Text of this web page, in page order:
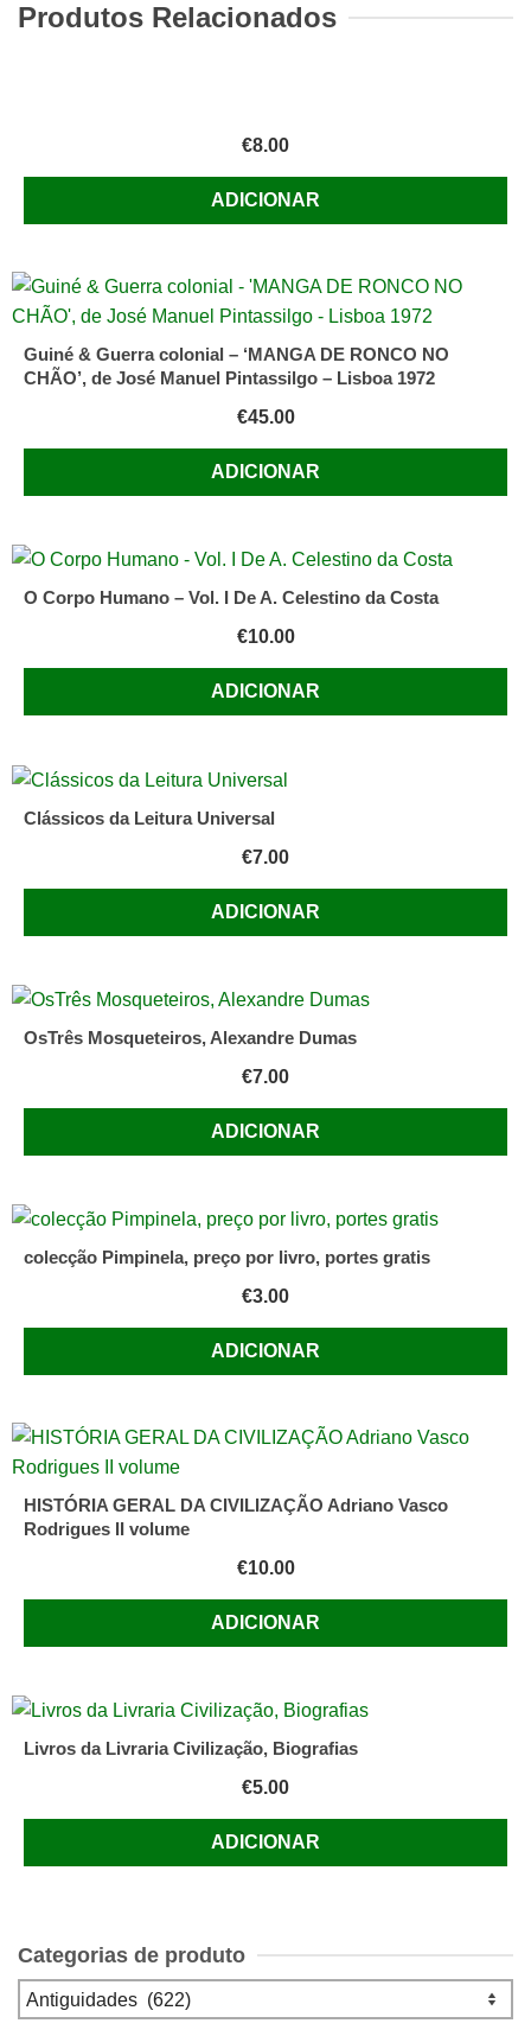
Revolta
de
Valente
Produtos Relacionados
€8.00
ADICIONAR
Guiné & Guerra colonial – ‘MANGA DE RONCO NO
CHÃO’, de José Manuel Pintassilgo – Lisboa 1972
€45.00
ADICIONAR
O Corpo Humano – Vol. I De A. Celestino da Costa
€10.00
ADICIONAR
Clássicos da Leitura Universal
€7.00
ADICIONAR
OsTrês Mosqueteiros, Alexandre Dumas
€7.00
ADICIONAR
colecção Pimpinela, preço por livro, portes gratis
€3.00
ADICIONAR
HISTÓRIA GERAL DA CIVILIZAÇÃO Adriano Vasco
Rodrigues II volume
€10.00
ADICIONAR
Livros da Livraria Civilização, Biografias
€5.00
ADICIONAR
Categorias de produto